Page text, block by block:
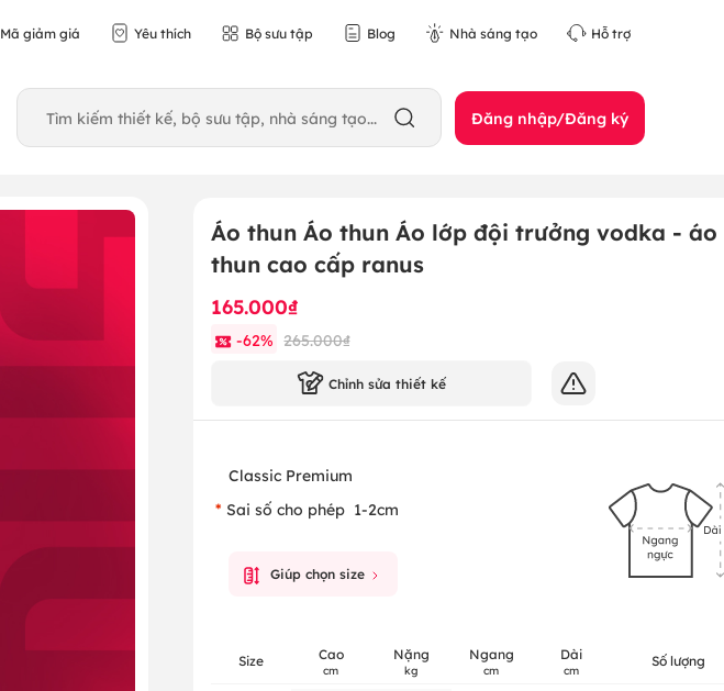
Mã giảm giá Yêu thích Bộ sưu tập Blog Nhà sáng tạo Hỗ trợ
Đăng nhập/Đăng ký
Áo thun Áo thun Áo lớp đội trưởng vodka - áo
thun cao cấp ranus
165.000₫
-62% 265.000₫
Chỉnh sửa thiết kế
Classic Premium
Sai số cho phép 1-2cm
Giúp chọn size
Size Cao
cm
Nặng
kg
Ngang
cm
Dài
cm Số lượng